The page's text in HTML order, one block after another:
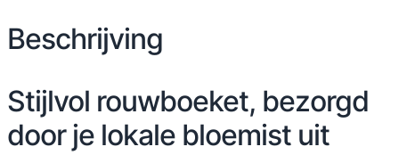
e
t
o
Beschrijving
Stijlvol rouwboeket, bezorgd
door je lokale bloemist uit